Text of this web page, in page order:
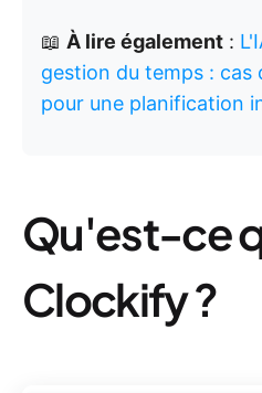
📖 À lire également :
gestion du temps :
pour une planification
Qu'est-ce
Clockify ?